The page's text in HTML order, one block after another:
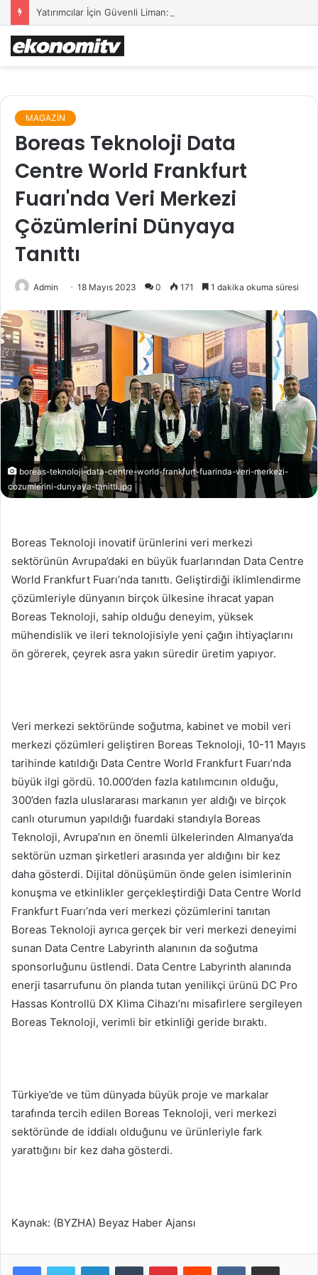
Yatırımcılar İçin Güvenli Liman: Altın Hâlâ İlk Sırada mı?
MAGAZİN
Boreas Teknoloji Data
Centre World Frankfurt
Fuarı'nda Veri Merkezi
Çözümlerini Dünyaya
Tanıttı
Admin 18 Mayıs 2023 0 171 1 dakika okuma süresi
boreas-teknoloji-data-centre-world-frankfurt-fuarinda-veri-merkezi-
cozumlerini-dunyaya-tanitti.jpg
Boreas Teknoloji inovatif ürünlerini veri merkezi
sektörünün Avrupa’daki en büyük fuarlarından Data Centre
World Frankfurt Fuarı’nda tanıttı. Geliştirdiği iklimlendirme
çözümleriyle dünyanın birçok ülkesine ihracat yapan
Boreas Teknoloji, sahip olduğu deneyim, yüksek
mühendislik ve ileri teknolojisiyle yeni çağın ihtiyaçlarını
ön görerek, çeyrek asra yakın süredir üretim yapıyor.
Veri merkezi sektöründe soğutma, kabinet ve mobil veri
merkezi çözümleri geliştiren Boreas Teknoloji, 10-11 Mayıs
tarihinde katıldığı Data Centre World Frankfurt Fuarı’nda
büyük ilgi gördü. 10.000’den fazla katılımcının olduğu,
300’den fazla uluslararası markanın yer aldığı ve birçok
canlı oturumun yapıldığı fuardaki standıyla Boreas
Teknoloji, Avrupa’nın en önemli ülkelerinden Almanya’da
sektörün uzman şirketleri arasında yer aldığını bir kez
daha gösterdi. Dijital dönüşümün önde gelen isimlerinin
konuşma ve etkinlikler gerçekleştirdiği Data Centre World
Frankfurt Fuarı’nda veri merkezi çözümlerini tanıtan
Boreas Teknoloji ayrıca gerçek bir veri merkezi deneyimi
sunan Data Centre Labyrinth alanının da soğutma
sponsorluğunu üstlendi. Data Centre Labyrinth alanında
enerji tasarrufunu ön planda tutan yenilikçi ürünü DC Pro
Hassas Kontrollü DX Klima Cihazı’nı misafirlere sergileyen
Boreas Teknoloji, verimli bir etkinliği geride bıraktı.
Türkiye’de ve tüm dünyada büyük proje ve markalar
tarafında tercih edilen Boreas Teknoloji, veri merkezi
sektöründe de iddialı olduğunu ve ürünleriyle fark
yarattığını bir kez daha gösterdi.
Kaynak: (BYZHA) Beyaz Haber Ajansı
LinkedInTumblr PinterestReddit VKontakteE-Posta ile paylaş